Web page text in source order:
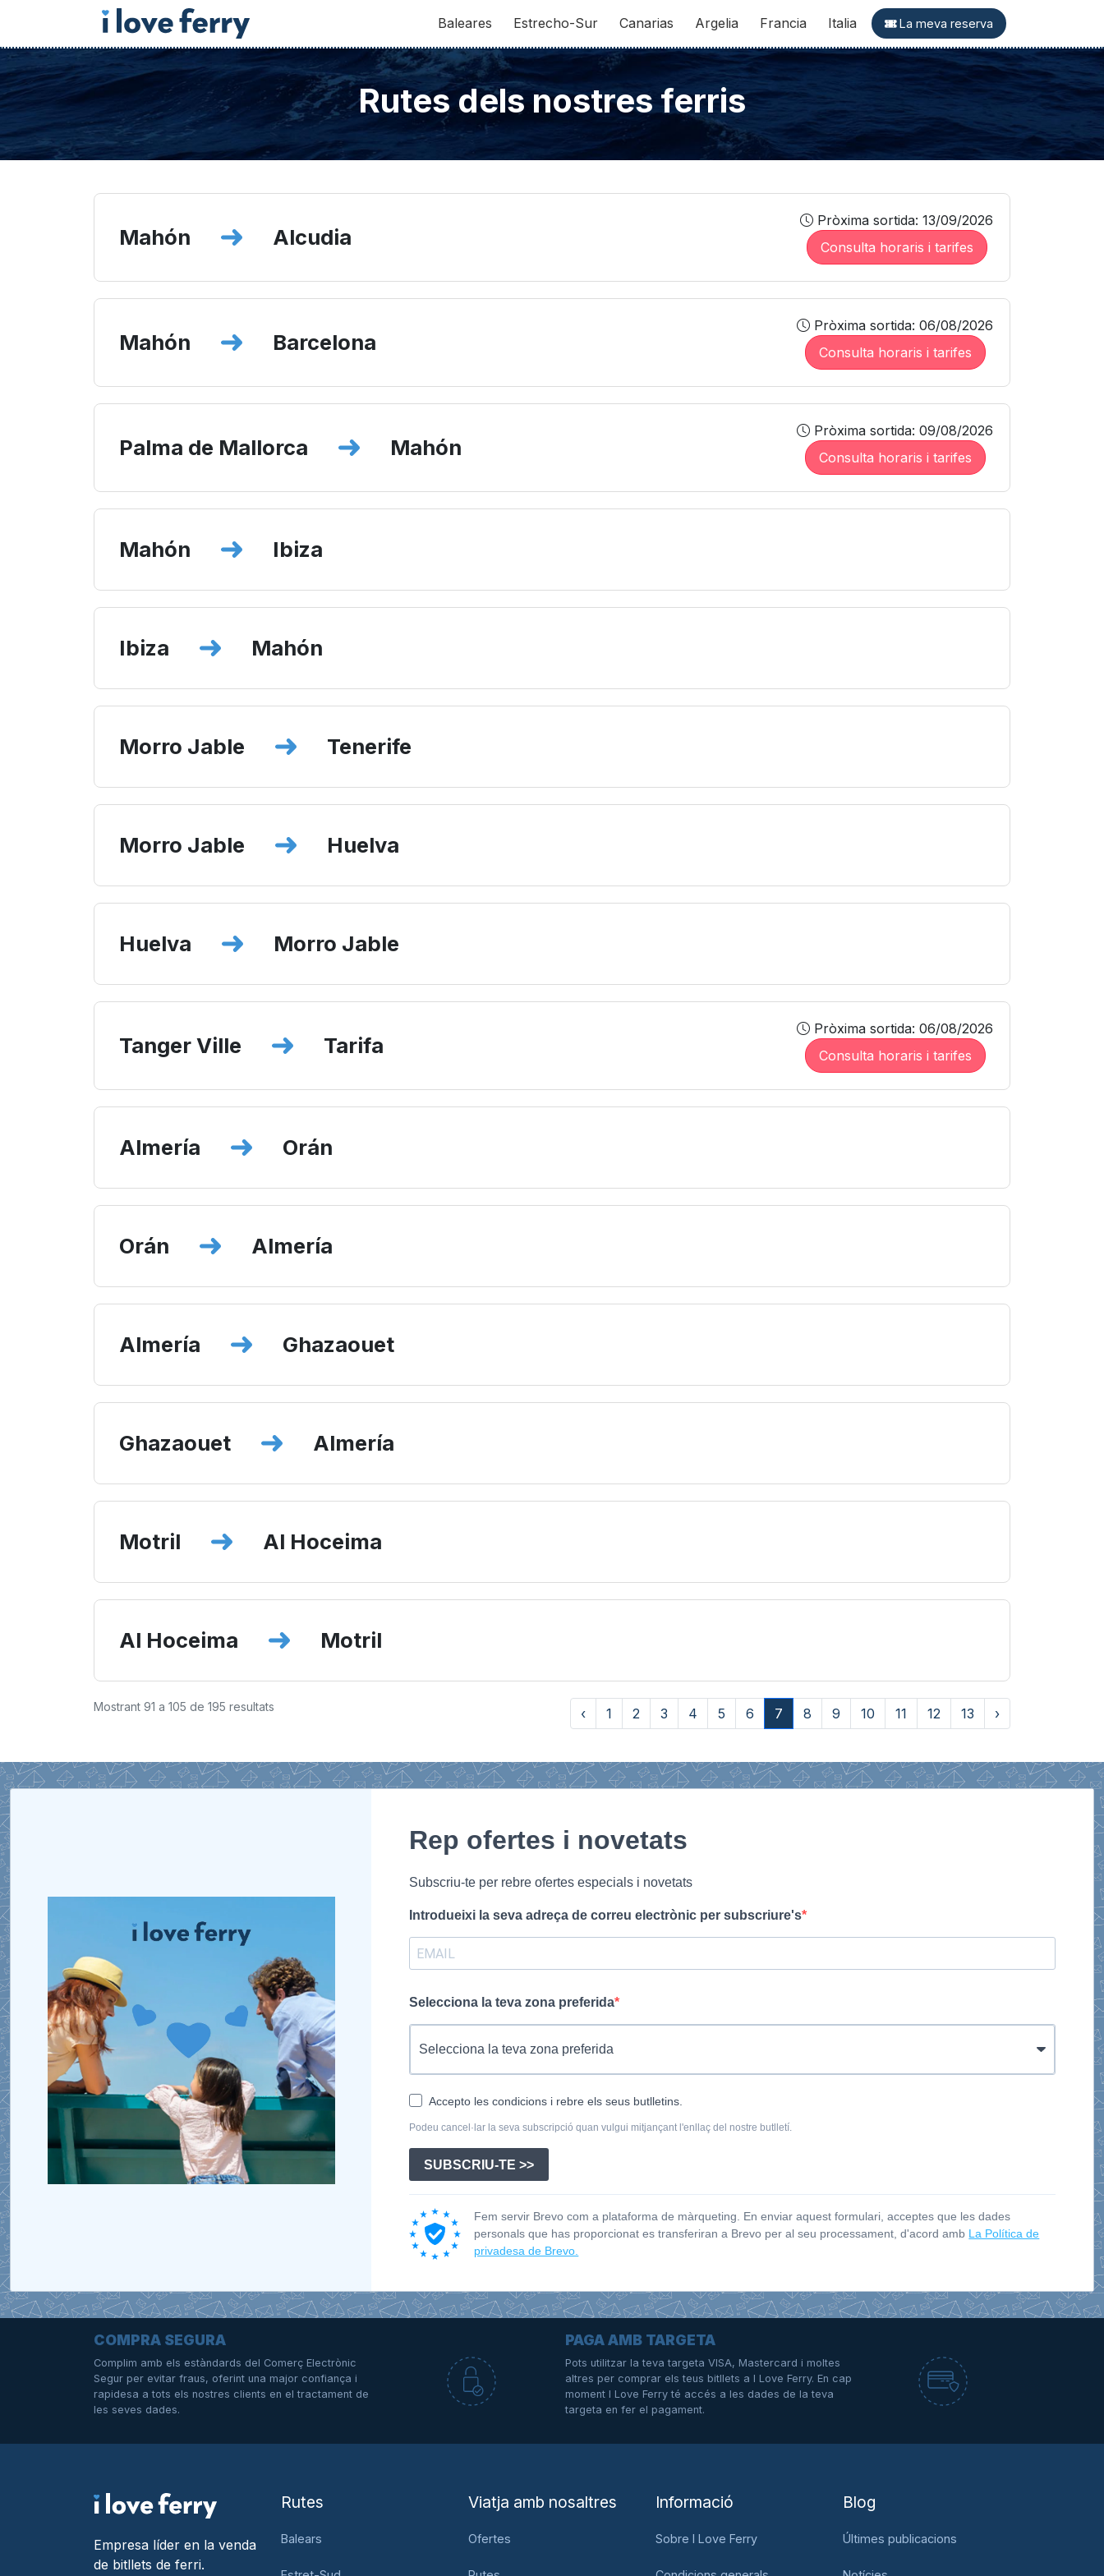
Baleares Estrecho-Sur Canarias Argelia Francia Italia La meva reserva
Rutes dels nostres ferris
Mahón Alcudia
Pròxima sortida: 13/09/2026
Consulta horaris i tarifes
Mahón Barcelona
Pròxima sortida: 06/08/2026
Consulta horaris i tarifes
Palma de Mallorca Mahón
Pròxima sortida: 09/08/2026
Consulta horaris i tarifes
Mahón Ibiza
Ibiza Mahón
Morro Jable Tenerife
Morro Jable Huelva
Huelva Morro Jable
Tanger Ville Tarifa
Pròxima sortida: 06/08/2026
Consulta horaris i tarifes
Almería Orán
Orán Almería
Almería Ghazaouet
Ghazaouet Almería
Motril Al Hoceima
Al Hoceima Motril
Mostrant 91 a 105 de 195 resultats ‹ 1 2 3 4 5 6 7 8 9 10 11 12 13 ›
Rep ofertes i novetats
Subscriu-te per rebre ofertes especials i novetats
Introdueixi la seva adreça de correu electrònic per subscriure's
Selecciona la teva zona preferida
Accepto les condicions i rebre els seus butlletins.
Podeu cancel·lar la seva subscripció quan vulgui mitjançant l'enllaç del nostre butlletí.
SUBSCRIU-TE >>
Fem servir Brevo com a plataforma de màrqueting. En enviar aquest formulari, acceptes que les dades
personals que has proporcionat es transferiran a Brevo per al seu processament, d'acord amb La Política de
privadesa de Brevo.
COMPRA SEGURA
Complim amb els estàndards del Comerç Electrònic
Segur per evitar fraus, oferint una major confiança i
rapidesa a tots els nostres clients en el tractament de
les seves dades.
PAGA AMB TARGETA
Pots utilitzar la teva targeta VISA, Mastercard i moltes
altres per comprar els teus bitllets a I Love Ferry. En cap
moment I Love Ferry té accés a les dades de la teva
targeta en fer el pagament.
Empresa líder en la venda
de bitllets de ferri.
Rutes
Balears
Viatja amb nosaltres
Ofertes
Informació
Sobre I Love Ferry
Blog
Últimes publicacions